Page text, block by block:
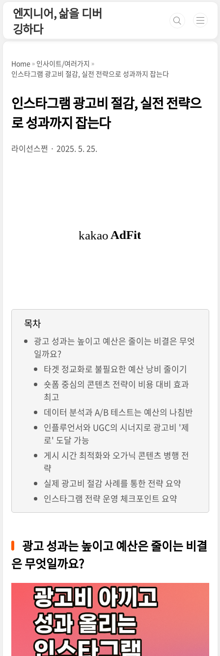
엔지니어, 삶을 디버
깅하다
Home
인사이트/여러가지
인스타그램 광고비 절감, 실전 전략으로 성과까지 잡는다
인스타그램 광고비 절감, 실전 전략으
로 성과까지 잡는다
라이선스쩐 2025. 5. 25.
목차
광고 성과는 높이고 예산은 줄이는 비결은 무엇
일까요?
타겟 정교화로 불필요한 예산 낭비 줄이기
숏폼 중심의 콘텐츠 전략이 비용 대비 효과
최고
데이터 분석과 A/B 테스트는 예산의 나침반
인플루언서와 UGC의 시너지로 광고비 '제
로' 도달 가능
게시 시간 최적화와 오가닉 콘텐츠 병행 전
략
실제 광고비 절감 사례를 통한 전략 요약
인스타그램 전략 운영 체크포인트 요약
광고 성과는 높이고 예산은 줄이는 비결
은 무엇일까요?